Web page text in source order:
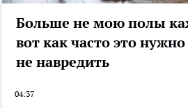
Больше не мою полы
вот как часто это
не навредить
04:37